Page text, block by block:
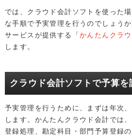
では、クラウド会計ソフトを使った
な手順で予実管理を行うのでしょう
サービスが提供する「かんたんクラ
します。
クラウド会計ソフトで予算を
予実管理を行うために、まずは年次
します。かんたんクラウド会計では
登録処理、勘定科目・部門予算登録